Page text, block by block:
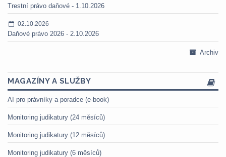
Trestní právo daňové - 1.10.2026
02.10.2026
Daňové právo 2026 - 2.10.2026
Archiv
MAGAZÍNY A SLUŽBY
AI pro právníky a poradce (e-book)
Monitoring judikatury (24 měsíců)
Monitoring judikatury (12 měsíců)
Monitoring judikatury (6 měsíců)